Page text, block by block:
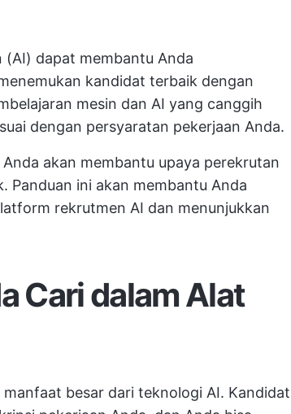
dapat membantu Anda
kandidat terbaik dengan
mesin dan AI yang canggih
dengan persyaratan pekerjaan Anda.
akan membantu upaya perekrutan
Panduan ini akan membantu Anda
rekrutmen AI dan menunjukkan
Cari dalam Alat
besar dari teknologi AI. Kandidat